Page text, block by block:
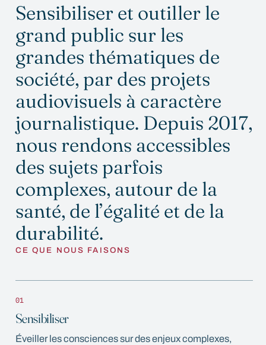
Sensibiliser et outiller le
grand public sur les
grandes thématiques de
société, par des projets
audiovisuels à caractère
journalistique. Depuis 2017,
nous rendons accessibles
des sujets parfois
complexes, autour de la
santé, de l’égalité et de la
durabilité.
CE QUE NOUS FAISONS
01
Sensibiliser
Éveiller les consciences sur des enjeux complexes,